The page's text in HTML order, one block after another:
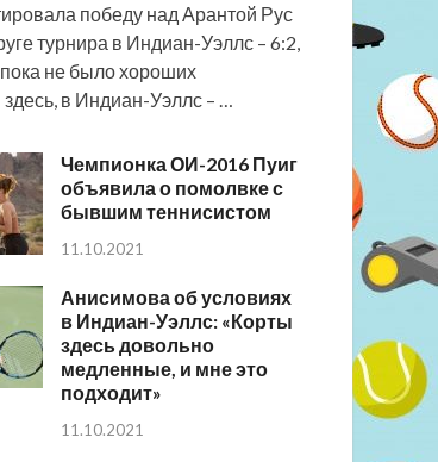
победу над Арантой Рус
турнира в Индиан-Уэллс – 6:2,
не было хороших
здесь, в Индиан-Уэллс – …
Чемпионка ОИ-2016 Пуиг
объявила о помолвке с
бывшим теннисистом
11.10.2021
Анисимова об условиях
в Индиан-Уэллс: «Корты
здесь довольно
медленные, и мне это
подходит»
11.10.2021